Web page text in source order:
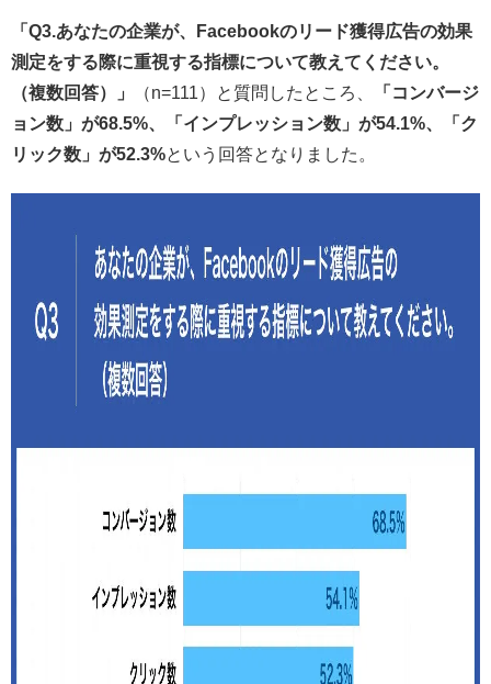
「Q3.あなたの企業が、Facebookのリード獲得広告の効果
測定をする際に重視する指標について教えてください。
（複数回答）」
（n=111）と質問したところ、
「コンバージ
ョン数」が68.5%、「インプレッション数」が54.1%、「ク
リック数」が52.3%という回答となりました。